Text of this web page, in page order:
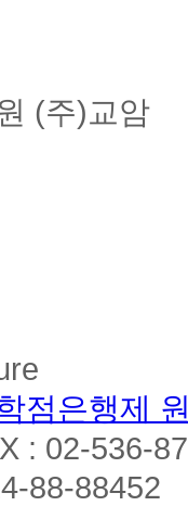
(주)교암
점은행제
: 02-536-
88-88452